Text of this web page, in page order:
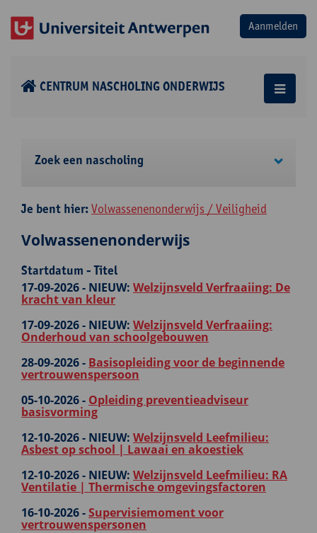
CENTRUM NASCHOLING ONDERWIJS
Zoek een nascholing
Je bent hier:Volwassenenonderwijs / Veiligheid
Volwassenenonderwijs
Startdatum - Titel
17-09-2026 - NIEUW: Welzijnsveld Verfraaiing: De
kracht van kleur
17-09-2026 - NIEUW: Welzijnsveld Verfraaiing:
Onderhoud van schoolgebouwen
28-09-2026 - Basisopleiding voor de beginnende
vertrouwenspersoon
05-10-2026 - Opleiding preventieadviseur
basisvorming
12-10-2026 - NIEUW: Welzijnsveld Leefmilieu:
Asbest op school | Lawaai en akoestiek
12-10-2026 - NIEUW: Welzijnsveld Leefmilieu: RA
Ventilatie | Thermische omgevingsfactoren
16-10-2026 -Supervisiemoment voor
vertrouwenspersonen